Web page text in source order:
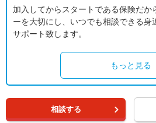
加入してからスタートである保険だか
ーを大切にし、いつでも相談できる身
サポート致します。
もっと見る
相談する